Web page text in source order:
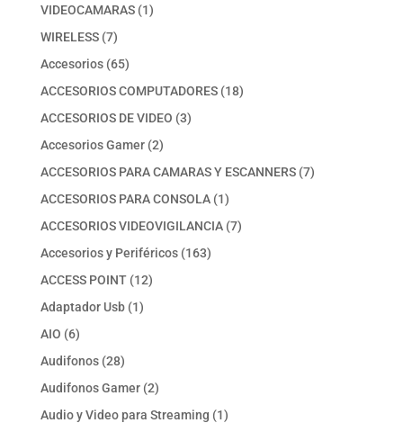
VIDEOCAMARAS 11
WIRELESS 77
productos
Accesorios 6565
productos
ACCESORIOS COMPUTADORES 1818
ACCESORIOS DE VIDEO 33
Accesorios Gamer 22
productos
ACCESORIOS PARA CAMARAS Y ESCANNERS 77
ACCESORIOS PARA CONSOLA 11
producto
ACCESORIOS VIDEOVIGILANCIA 77
Accesorios y Periféricos 163163
ACCESS POINT 1212
Adaptador Usb 11
AIO 66
productos
Audifonos 2828
productos
Audifonos Gamer 22
productos
Audio y Video para Streaming 11